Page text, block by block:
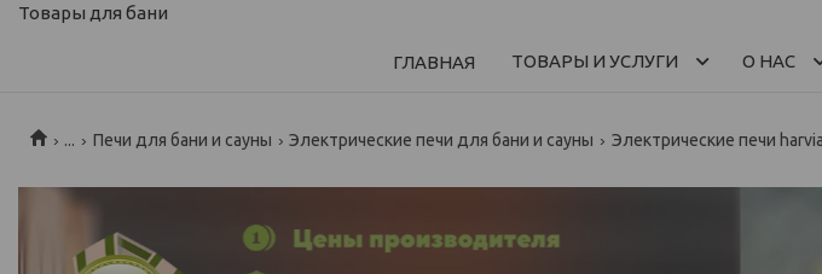
Товары для бани
ГЛАВНАЯ ТОВАРЫ И УСЛУГИ О НАС
... Печи для бани и сауны Электрические печи для бани и сауны Электрические печи harvia